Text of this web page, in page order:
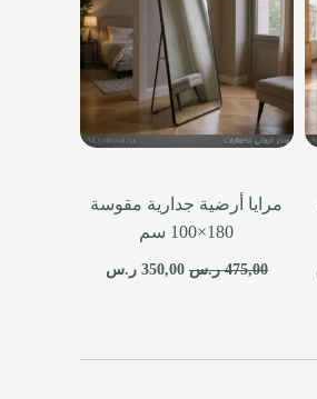
مرايا أرضية جدارية مقوسة
180×100 سم
475,00 ر.س 350,00 ر.س